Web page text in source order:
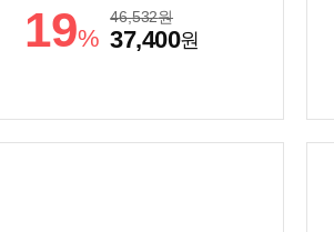
HVI(그룹3) / ACEA 등급:C2,C3 / DPF장
착차량용 / MB229.51
19%
46,532원
37,400원